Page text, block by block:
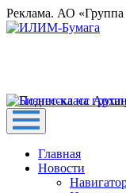
Реклама. АО
Главная
Новости